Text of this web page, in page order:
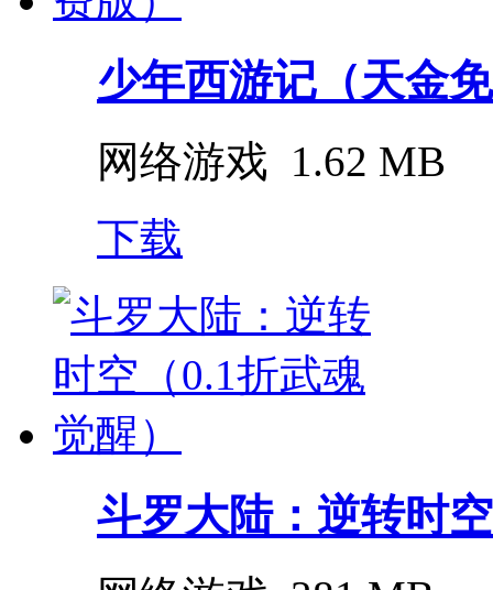
少年西游记（天金
网络游戏 1.62 MB
下载
斗罗大陆：逆转时